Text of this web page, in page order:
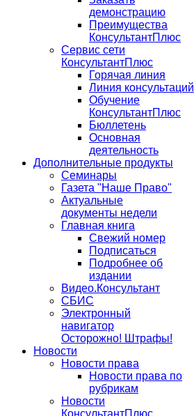
демонстрацию
Преимущества
КонсультантПлюс
Сервис сети
КонсультантПлюс
Горячая линия
Линия консультаций
Обучение
КонсультантПлюс
Бюллетень
Основная
деятельность
Дополнительные продукты
Семинары
Газета "Наше Право"
Актуальные
документы недели
Главная книга
Свежий номер
Подписаться
Подробнее об
издании
Видео.Консультант
СБИС
Электронный
навигатор
Осторожно! Штрафы!
Новости
Новости права
Новости права по
рубрикам
Новости
КонсультантПлюс